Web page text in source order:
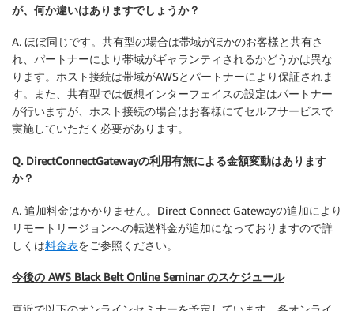
が、何か違いはありますでしょうか？
A. ほぼ同じです。共有型の場合は帯域がほかのお客様と共有さ
れ、パートナーにより帯域がギャランティされるかどうかは異な
ります。ホスト接続は帯域がAWSとパートナーにより保証されま
す。また、共有型では仮想インターフェイスの設定はパートナー
が行いますが、ホスト接続の場合はお客様にてセルフサービスで
実施していただく必要があります。
Q. DirectConnectGatewayの利用有無による金額変動はあります
か？
A. 追加料金はかかりません。Direct Connect Gatewayの追加により
リモートリージョンへの転送料金が追加になっておりますので詳
しくは料金表をご参照ください。
今後の AWS Black Belt Online Seminar のスケジュール